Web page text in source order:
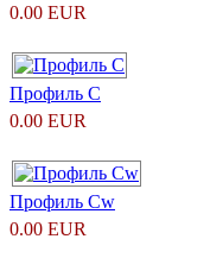
0.00 EUR
Профиль С
0.00 EUR
Профиль Сw
0.00 EUR